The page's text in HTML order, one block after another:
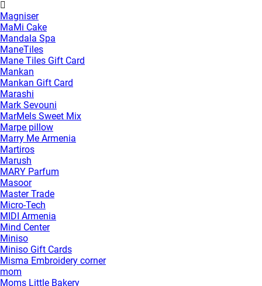
Magniser
MaMi Cake
Mandala Spa
ManeTiles
Mane Tiles Gift Card
Mankan
Mankan Gift Card
Marashi
Mark Sevouni
MarMels Sweet Mix
Marpe pillow
Marry Me Armenia
Martiros
Marush
MARY Parfum
Masoor
Master Trade
Micro-Tech
MIDI Armenia
Mind Center
Miniso
Miniso Gift Cards
Misma Embroidery corner
mom
Moms Little Bakery